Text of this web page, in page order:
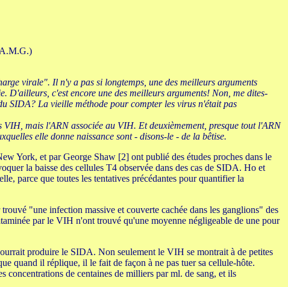
virale". Il n'y a pas si longtemps, une des meilleurs arguments
c'est encore une des meilleurs arguments! Non, me dites-
SIDA? La vieille méthode pour compter les virus n'était pas
VIH, mais l'ARN associée au VIH. Et deuxièmement, presque tout l'ARN
elle donne naissance sont - disons-le - de la bêtise.
York, et par George Shaw [2] ont publié des études proches dans le
la baisse des cellules T4 observée dans des cas de SIDA. Ho et
parce que toutes les tentatives précédantes pour quantifier la
"une infection massive et couverte cachée dans les ganglions" des
par le VIH n'ont trouvé qu'une moyenne négligeable de une pour
produire le SIDA. Non seulement le VIH se montrait à de petites
quand il réplique, il le fait de façon à ne pas tuer sa cellule-hôte.
concentrations de centaines de milliers par ml. de sang, et ils